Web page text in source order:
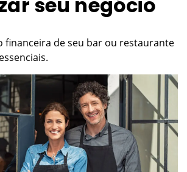
financeira de seu bar ou restaurante